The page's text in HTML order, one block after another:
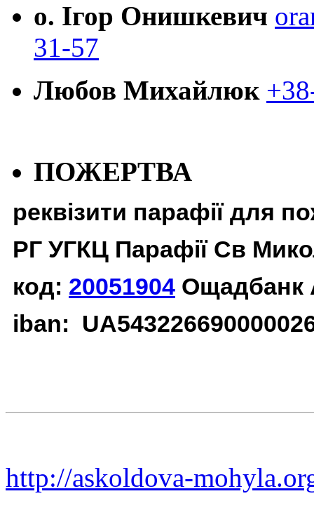
о. Ігор Онишкевич
31-57
Любов Михайлюк
ПОЖЕРТВА
реквізити парафії для
РГ УГКЦ Парафії Св
код: 20051904 Ощадбанк
iban:
http://askoldova-